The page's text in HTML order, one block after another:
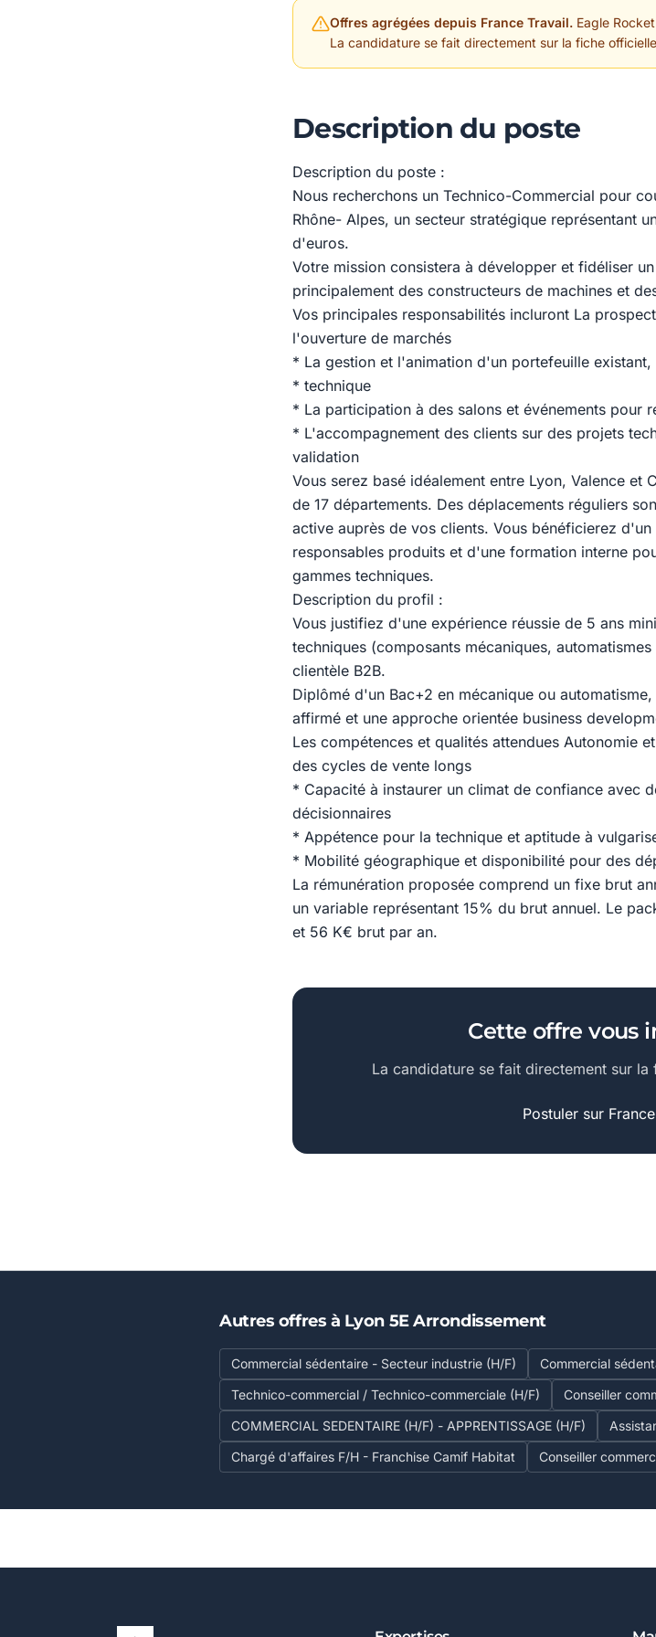
Offres agrégées depuis France Travail. Eagle
La candidature se fait directement sur la fiche
Description du poste
Description du poste :
Nous recherchons un Technico-Commercial pour
Rhône- Alpes, un secteur stratégique représentant
d'euros.
Votre mission consistera à développer et fidéliser
principalement des constructeurs de machines et
Vos principales responsabilités incluront La
l'ouverture de marchés
* La gestion et l'animation d'un portefeuille
* technique
* La participation à des salons et événements pour
* L'accompagnement des clients sur des projets
validation
Vous serez basé idéalement entre Lyon, Valence et
de 17 départements. Des déplacements réguliers
active auprès de vos clients. Vous bénéficierez
responsables produits et d'une formation interne
gammes techniques.
Description du profil :
Vous justifiez d'une expérience réussie de 5 ans
techniques (composants mécaniques,
clientèle B2B.
Diplômé d'un Bac+2 en mécanique ou
affirmé et une approche orientée business
Les compétences et qualités attendues Autonomie
des cycles de vente longs
* Capacité à instaurer un climat de confiance avec
décisionnaires
* Appétence pour la technique et aptitude à
* Mobilité géographique et disponibilité pour des
La rémunération proposée comprend un fixe brut
un variable représentant 15% du brut annuel. Le
et 56 K€ brut par an.
Cette offre vous
La candidature se fait directement sur
Postuler sur
Autres offres à Lyon 5E Arrondissement
Commercial sédentaire - Secteur industrie (H/F)
Commercial
Technico-commercial / Technico-commerciale (H/F)
Conseiller
COMMERCIAL SEDENTAIRE (H/F) - APPRENTISSAGE (H/F)
Chargé d'affaires F/H - Franchise Camif Habitat
Conseiller